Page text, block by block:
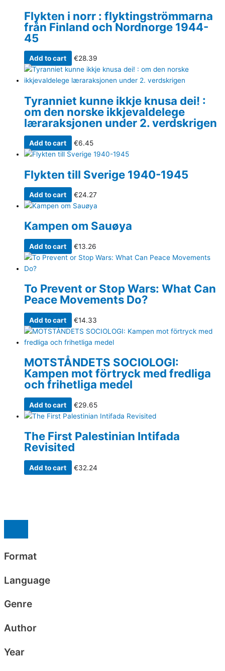
Flykten i norr : flyktingströmmarna
från Finland och Nordnorge 1944-
45
Add to cart €28.39
Tyranniet kunne ikkje knusa dei! :
om den norske ikkjevaldelege
læraraksjonen under 2. verdskrigen
Add to cart €6.45
Flykten till Sverige 1940-1945
Add to cart €24.27
Kampen om Sauøya
Add to cart €13.26
To Prevent or Stop Wars: What Can
Peace Movements Do?
Add to cart €14.33
MOTSTÅNDETS SOCIOLOGI:
Kampen mot förtryck med fredliga
och frihetliga medel
Add to cart €29.65
The First Palestinian Intifada
Revisited
Add to cart €32.24
Format
Language
Genre
Author
Year